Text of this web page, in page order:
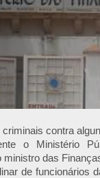
contra
o Ministério
ministro das
de funcionários